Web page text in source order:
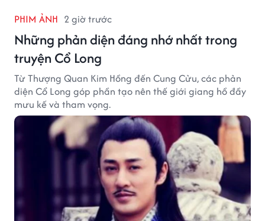
PHIM ẢNH 2 giờ trước
Những phản diện đáng nhớ nhất trong
truyện Cổ Long
Từ Thượng Quan Kim Hồng đến Cung Cửu, các phản
diện Cổ Long góp phần tạo nên thế giới giang hồ đầy
mưu kế và tham vọng.